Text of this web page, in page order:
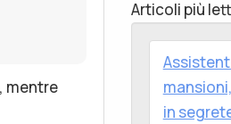
mentre
Articoli più
in